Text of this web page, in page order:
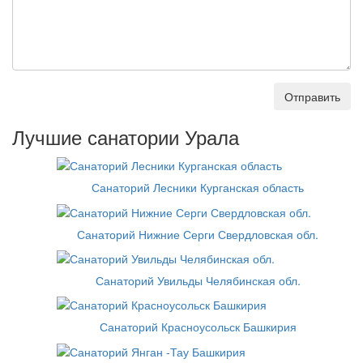
Отправить
Лучшие санатории Урала
Санаторий Лесники Курганская область
Санаторий Нижние Серги Свердловская обл.
Санаторий Увильды Челябинская обл.
Санаторий Красноусольск Башкирия